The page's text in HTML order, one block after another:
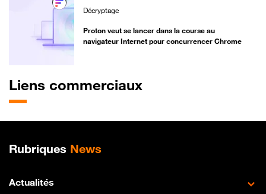
Décryptage
Proton veut se lancer dans la course au
navigateur Internet pour concurrencer Chrome
Liens commerciaux
Plan de site
Rubriques News
Actualités